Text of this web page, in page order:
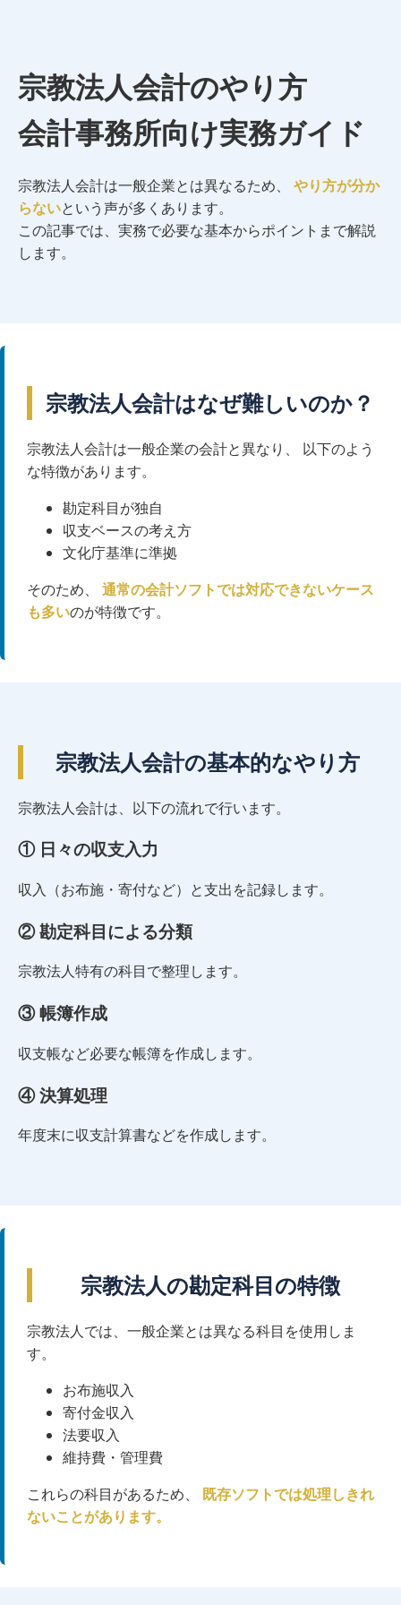
宗教法人会計のやり方
会計事務所向け実務ガイド
宗教法人会計は一般企業とは異なるため、 やり方が分か
らないという声が多くあります。
この記事では、実務で必要な基本からポイントまで解説
します。
宗教法人会計はなぜ難しいのか？
宗教法人会計は一般企業の会計と異なり、 以下のよう
な特徴があります。
勘定科目が独自
収支ベースの考え方
文化庁基準に準拠
そのため、 通常の会計ソフトでは対応できないケース
も多いのが特徴です。
宗教法人会計の基本的なやり方
宗教法人会計は、以下の流れで行います。
① 日々の収支入力
収入（お布施・寄付など）と支出を記録します。
② 勘定科目による分類
宗教法人特有の科目で整理します。
③ 帳簿作成
収支帳など必要な帳簿を作成します。
④ 決算処理
年度末に収支計算書などを作成します。
宗教法人の勘定科目の特徴
宗教法人では、一般企業とは異なる科目を使用しま
す。
お布施収入
寄付金収入
法要収入
維持費・管理費
これらの科目があるため、 既存ソフトでは処理しきれ
ないことがあります。